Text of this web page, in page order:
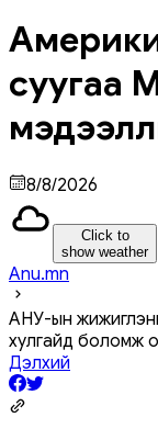
суугаа
8/8/2026
Click to
show weather
Anu.mn
АНУ-ын
хулгайд боломж
Дэлхий